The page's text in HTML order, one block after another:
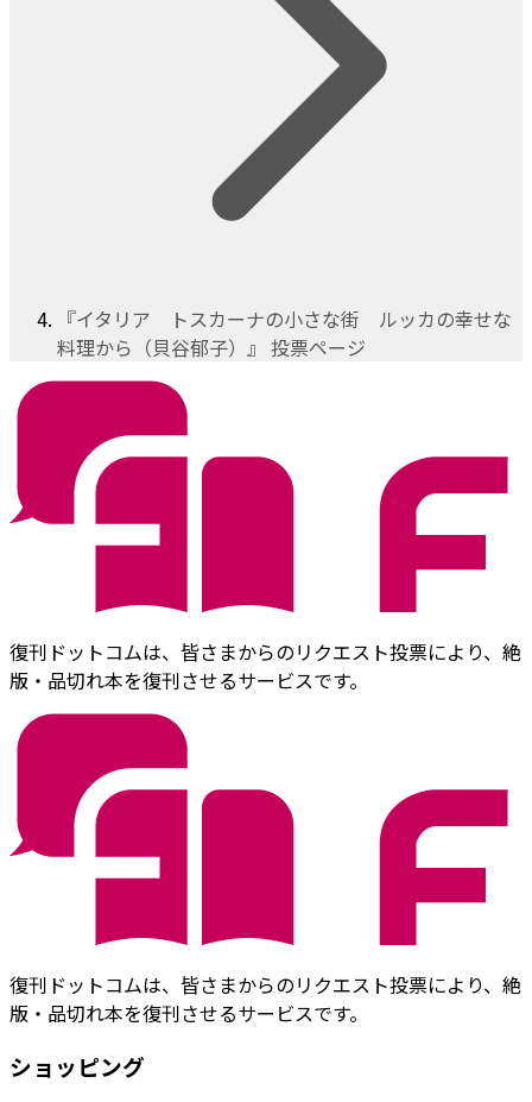
『イタリア トスカーナの小さな街 ルッカの幸せな
料理から（貝谷郁子）』 投票ページ
復刊ドットコムは、皆さまからのリクエスト投票により、絶
版・品切れ本を復刊させるサービスです。
復刊ドットコムは、皆さまからのリクエスト投票により、絶
版・品切れ本を復刊させるサービスです。
ショッピング